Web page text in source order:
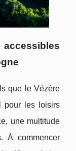
que le Vézère
pour les loisirs
une multitude
À commencer